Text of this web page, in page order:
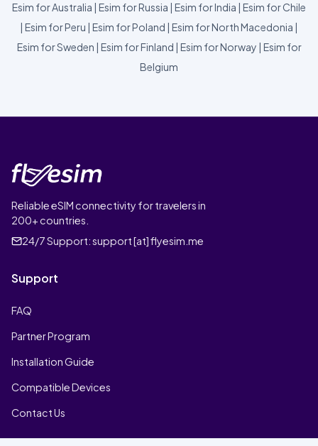
Esim for Australia | Esim for Russia | Esim for India | Esim for Chile
| Esim for Peru | Esim for Poland | Esim for North Macedonia |
Esim for Sweden | Esim for Finland | Esim for Norway | Esim for
Belgium
Reliable eSIM connectivity for travelers in
200+ countries.
24/7 Support:support [at] flyesim.me
Support
FAQ
Partner Program
Installation Guide
Compatible Devices
Contact Us